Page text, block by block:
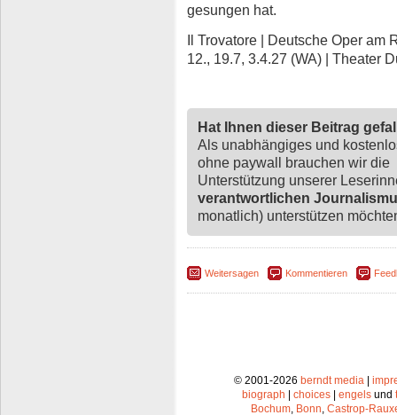
gesungen hat.
Il Trovatore | Deutsche Oper am
12., 19.7, 3.4.27 (WA) | Theater
Hat Ihnen dieser Beitrag
Als unabhängiges und
ohne paywall brauchen wir die
Unterstützung unserer
verantwortlichen
monatlich) unterstützen
Weitersagen Kommentieren
© 2001-2026 berndt media |
biograph | choices | engels und
Bochum Bonn Castrop-